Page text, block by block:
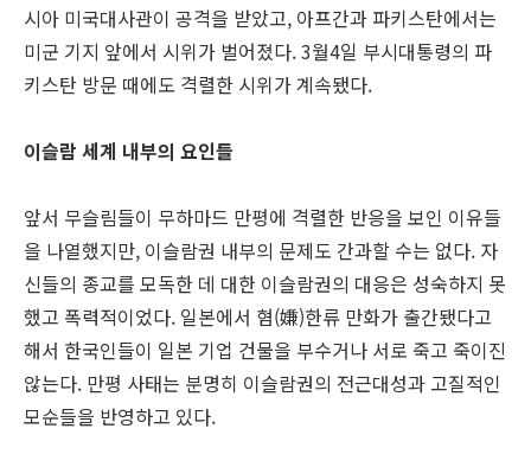
시아 미국대사관이 공격을 받았고, 아프간과 파키스탄에서는
미군 기지 앞에서 시위가 벌어졌다. 3월4일 부시대통령의 파
키스탄 방문 때에도 격렬한 시위가 계속됐다.
이슬람 세계 내부의 요인들
앞서 무슬림들이 무하마드 만평에 격렬한 반응을 보인 이유들
을 나열했지만, 이슬람권 내부의 문제도 간과할 수는 없다. 자
신들의 종교를 모독한 데 대한 이슬람권의 대응은 성숙하지 못
했고 폭력적이었다. 일본에서 혐(嫌)한류 만화가 출간됐다고
해서 한국인들이 일본 기업 건물을 부수거나 서로 죽고 죽이진
않는다. 만평 사태는 분명히 이슬람권의 전근대성과 고질적인
모순들을 반영하고 있다.